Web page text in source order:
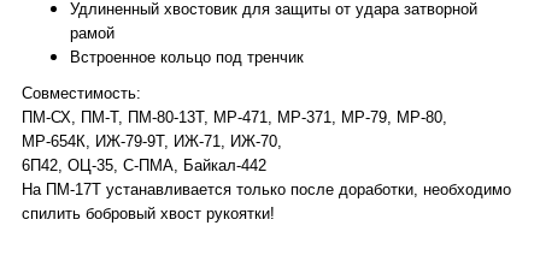
Удлиненный хвостовик для защиты от удара затворной
рамой
Встроенное кольцо под тренчик
Совместимость:
ПМ-СХ, ПМ-Т, ПМ-80-13T, МР-471, МР-371, МР-79, МР-80,
МР-654К, ИЖ-79-9Т, ИЖ-71, ИЖ-70,
6П42, ОЦ-35, С-ПМА, Байкал-442
На ПМ-17Т устанавливается только после доработки, необходимо
спилить бобровый хвост рукоятки!